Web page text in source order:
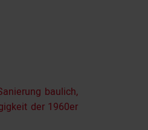
baulich,
der 1960er